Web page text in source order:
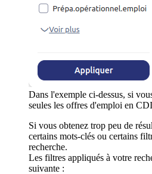
Dans l'exemple ci-dessus, si
seules les offres d'emploi en
Si vous obtenez trop peu de
certains mots-clés ou certains
recherche.
Les filtres appliqués à votre
suivante :